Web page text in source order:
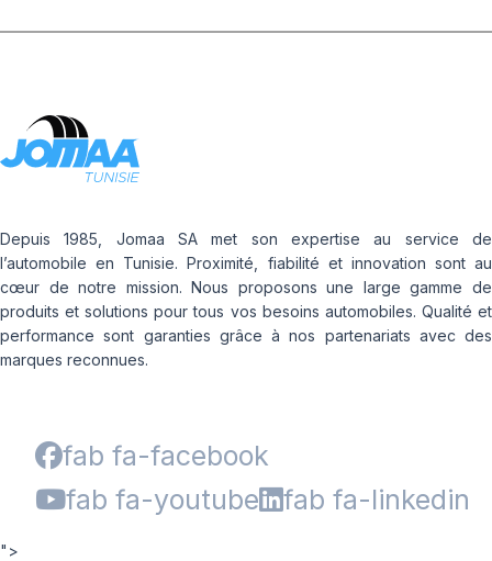
Depuis 1985, Jomaa SA met son expertise au service de
l’automobile en Tunisie. Proximité, fiabilité et innovation sont au
cœur de notre mission. Nous proposons une large gamme de
produits et solutions pour tous vos besoins automobiles. Qualité et
performance sont garanties grâce à nos partenariats avec des
marques reconnues.
fab fa-facebook
fab fa-youtube
fab fa-linkedin
">